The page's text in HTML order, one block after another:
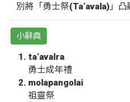
別將「勇士祭(Ta‘avala)」凸
小辭典
ta‘avalra
勇士成年禮
molapangolai
祖靈祭